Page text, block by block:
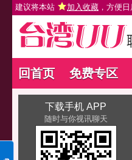
建议将本站 加入收藏 ，方便
回首页 免费专区
下载手机 APP
随时与你视讯聊天